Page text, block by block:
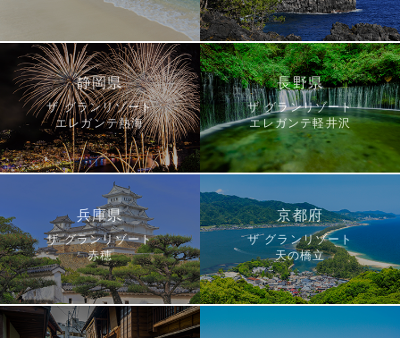
静岡県
ザ グランリゾート
エレガンテ熱海
長野県
ザ グランリゾート
エレガンテ軽井沢
兵庫県
ザ グランリゾート
赤穂
京都府
ザ グランリゾート
天の橋立